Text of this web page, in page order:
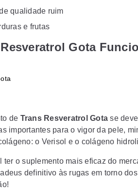
qualidade ruim
e frutas
Gota
de Trans Resveratrol Gota se
importantes para o vigor da pele,
o Verisol e o colágeno
ter o suplemento mais eficaz do
definitivo às rugas em torno